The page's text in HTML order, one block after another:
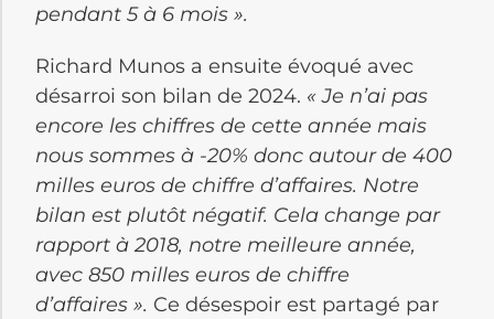
pendant 5 à 6 mois ».
Richard Munos a ensuite évoqué avec
désarroi son bilan de 2024. « Je n’ai pas
encore les chiffres de cette année mais
nous sommes à -20% donc autour de 400
milles euros de chiffre d’affaires. Notre
bilan est plutôt négatif. Cela change par
rapport à 2018, notre meilleure année,
avec 850 milles euros de chiffre
d’affaires ». Ce désespoir est partagé par